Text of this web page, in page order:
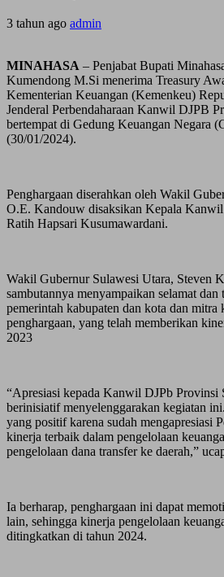
3 tahun ago admin
MINAHASA – Penjabat Bupati
Kumendong M.Si menerima Treasury
Kementerian Keuangan (Kemenkeu)
Jenderal Perbendaharaan Kanwil DJPB
bertempat di Gedung Keuangan Negara
(30/01/2024).
Penghargaan diserahkan oleh Wakil
O.E. Kandouw disaksikan Kepala
Ratih Hapsari Kusumawardani.
Wakil Gubernur Sulawesi Utara, Steven
sambutannya menyampaikan selamat dan
pemerintah kabupaten dan kota dan mitra
penghargaan, yang telah memberikan
2023
“Apresiasi kepada Kanwil DJPb Provinsi
berinisiatif menyelenggarakan kegiatan
yang positif karena sudah mengapresiasi
kinerja terbaik dalam pengelolaan
pengelolaan dana transfer ke daerah,”
Ia berharap, penghargaan ini dapat
lain, sehingga kinerja pengelolaan
ditingkatkan di tahun 2024.